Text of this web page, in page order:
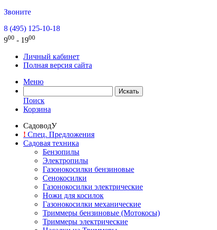
Звоните
8 (495) 125-10-18
900 - 1900
Личный кабинет
Полная версия сайта
Меню
Поиск
Корзина
СадоводУ
! Спец. Предложения
Садовая техника
Бензопилы
Электропилы
Газонокосилки бензиновые
Сенокосилки
Газонокосилки электрические
Ножи для косилок
Газонокосилки механические
Триммеры бензиновые (Мотокосы)
Триммеры электрические